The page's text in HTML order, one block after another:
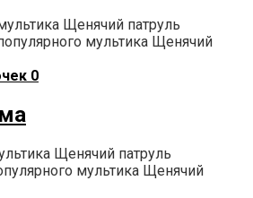
Щенячий патруль
мультика Щенячий
0
Щенячий патруль
мультика Щенячий